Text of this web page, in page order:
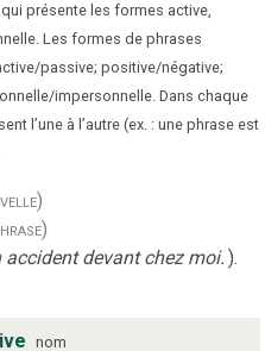
présente les formes active,
Les formes de phrases
passive; positive/négative;
impersonnelle. Dans chaque
l’une à l’autre (ex. : une phrase est
accident devant chez moi. ).
nom